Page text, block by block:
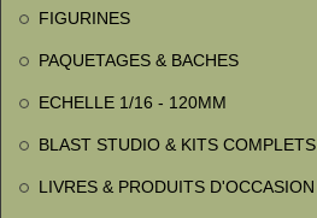
FIGURINES
PAQUETAGES & BACHES
ECHELLE 1/16 - 120MM
BLAST STUDIO & KITS COMPLETS
LIVRES & PRODUITS D'OCCASION